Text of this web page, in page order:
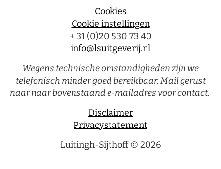
Cookies
Cookie instellingen
+ 31 (0)20 530 73 40
info@lsuitgeverij.nl
Wegens technische omstandigheden zijn we
telefonisch minder goed bereikbaar. Mail gerust
naar naar bovenstaand e-mailadres voor contact.
Disclaimer
Privacystatement
Luitingh-Sijthoff © 2026